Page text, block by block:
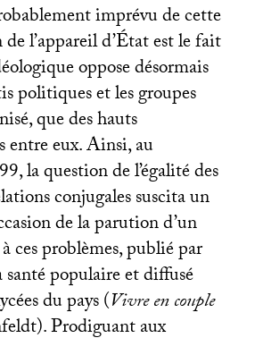
imprévu de cette
l’appareil d’État est le fait
oppose désormais
politiques et les groupes
que des hauts
eux. Ainsi, au
la question de l’égalité des
conjugales suscita un
de la parution d’un
ces problèmes, publié par
populaire et diffusé
du pays (Vivre en couple
Prodiguant aux